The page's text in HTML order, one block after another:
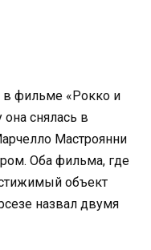
в фильме «Рокко и
она снялась в
Мастроянни
Оба фильма, где
объект
назвал двумя